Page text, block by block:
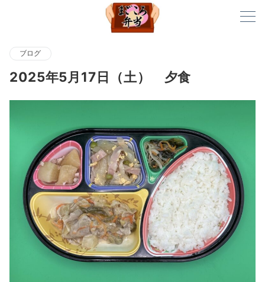
ブログ
2025年5月17日（土） 夕食